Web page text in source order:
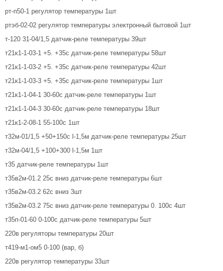
рт-п50-1 регулятор температуры 1шт
ртэб-02-02 регулятор температуры электронный бытовой 1шт
т-120 31-04/1,5 датчик-реле температуры 39шт
т21к1-1-03-1 +5. +35с датчик-реле температуры 58шт
т21к1-1-03-2 +5. +35с датчик-реле температуры 42шт
т21к1-1-03-3 +5. +35с датчик-реле температуры 1шт
т21к1-1-04-1 30-60с датчик-реле температуры 1шт
т21к1-1-04-3 30-60с датчик-реле температуры 18шт
т21к1-2-08-1 55-100с 1шт
т32м-01/1,5 +50+150с l-1,5м датчик-реле температуры 25шт
т32м-04/1,5 +100+300 l-1,5м 1шт
т35 датчик-реле температуры 1шт
т35в2м-01.2 25с вниз датчик-реле температуры 6шт
т35в2м-03.2 62с вниз 3шт
т35в2м-03.2 75с вниз датчик-реле температуры 0. 100с 4шт
т35п-01-60 0-100с датчик-реле температуры 5шт
220в регуляторы температуры 20шт
т419-м1-ом5 0-100 (вар, б)
220в регулятор температуры 33шт